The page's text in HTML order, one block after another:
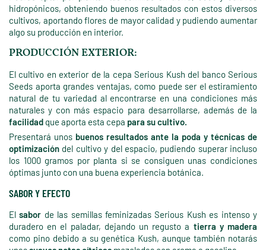
hidropónicos, obteniendo buenos resultados con estos diversos
cultivos, aportando flores de mayor calidad y pudiendo aumentar
algo su producción en interior.
PRODUCCIÓN EXTERIOR:
El cultivo en exterior de la cepa Serious Kush del banco Serious
Seeds aporta grandes ventajas, como puede ser el estiramiento
natural de tu variedad al encontrarse en una condiciones más
naturales y con más espacio para desarrollarse, además de la
facilidad que aporta esta cepa para su cultivo.
Presentará unos buenos resultados ante la poda y técnicas de
optimización del cultivo y del espacio, pudiendo superar incluso
los 1000 gramos por planta si se consiguen unas condiciones
óptimas junto con una buena experiencia botánica.
SABOR Y EFECTO
Elsabor de las semillas feminizadas Serious Kush es intenso y
duradero en el paladar, dejando un regusto a tierra y madera
como pino debido a su genética Kush, aunque también notarás